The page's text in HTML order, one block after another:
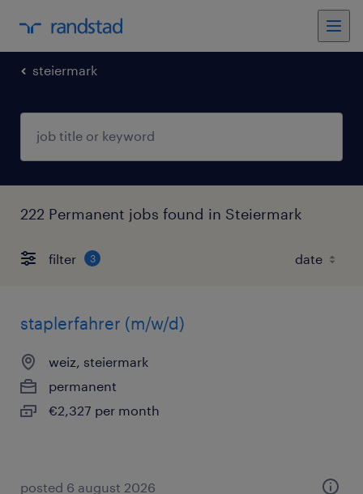
steiermark
222 Permanent jobs found in Steiermark
filter 3
staplerfahrer (m/w/d)
weiz, steiermark
permanent
€2,327 per month
posted 6 august 2026